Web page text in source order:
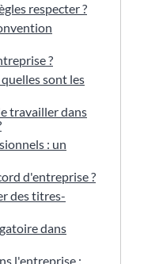
respecter ?
?
sont les
travailler dans
: un
d'entreprise ?
des titres-
dans
l'entreprise :